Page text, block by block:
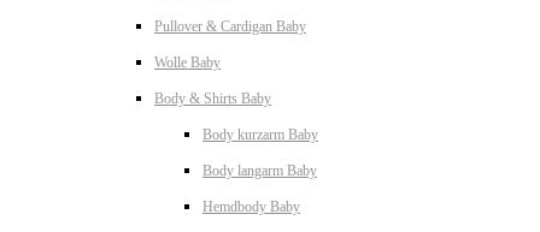
Pullover & Cardigan Baby
Wolle Baby
Body & Shirts Baby
Body kurzarm Baby
Body langarm Baby
Hemdbody Baby